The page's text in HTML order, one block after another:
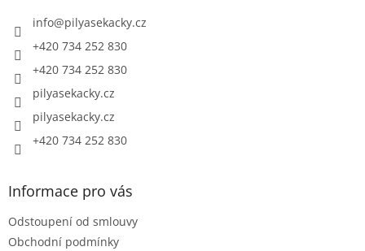
info@pilyasekacky.cz
+420 734 252 830
+420 734 252 830
pilyasekacky.cz
pilyasekacky.cz
+420 734 252 830
Informace pro vás
Odstoupení od smlouvy
Obchodní podmínky